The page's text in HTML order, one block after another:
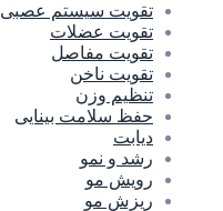
تقویت سیستم عصبی
تقویت عضلات
تقویت مفاصل
تقویت ناخن
تنظیم وزن
حفظ سلامت بینایی
دیابت
رشد و نمو
رویش مو
ریزش مو